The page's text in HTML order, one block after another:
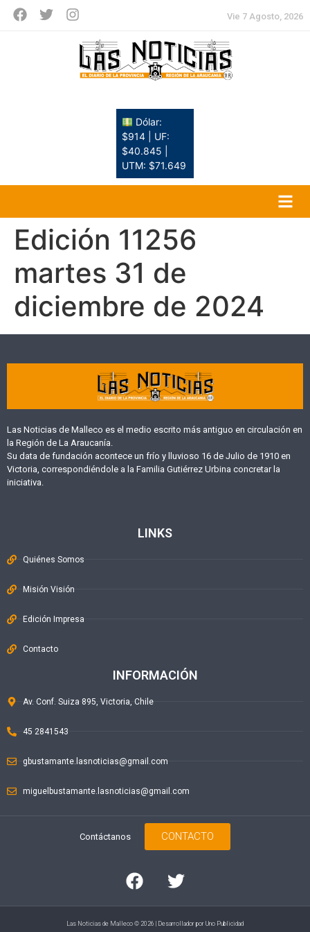
Vie 7 Agosto, 2026
Dólar:
$914 | UF:
$40.845 |
UTM: $71.649
Edición 11256
martes 31 de
diciembre de 2024
Las Noticias de Malleco es el medio escrito más antiguo en circulación en
la Región de La Araucanía.
Su data de fundación acontece un frío y lluvioso 16 de Julio de 1910 en
Victoria, correspondiéndole a la Familia Gutiérrez Urbina concretar la
iniciativa.
LINKS
Quiénes Somos
Misión Visión
Edición Impresa
Contacto
INFORMACIÓN
Av. Conf. Suiza 895, Victoria, Chile
45 2841543
gbustamante.lasnoticias@gmail.com
miguelbustamante.lasnoticias@gmail.com
Contáctanos CONTACTO
Las Noticias de Malleco © 2026 | Desarrollador por Uno Publicidad